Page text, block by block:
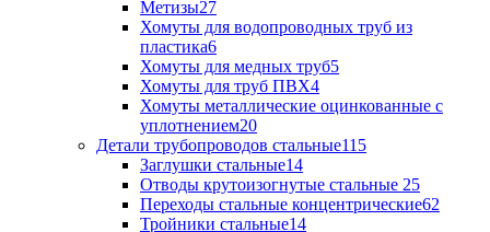
Метизы27
Хомуты для водопроводных труб из
пластика6
Хомуты для медных труб5
Хомуты для труб ПВХ4
Хомуты металлические оцинкованные с
уплотнением20
Детали трубопроводов стальные115
Заглушки стальные14
Отводы крутоизогнутые стальные 25
Переходы стальные концентрические62
Тройники стальные14